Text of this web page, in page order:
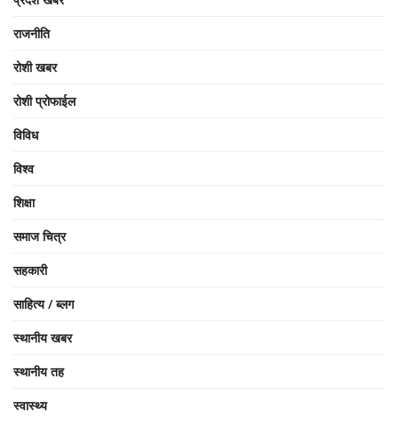
राजनीति
रोशी खबर
रोशी प्रोफाईल
विविध
विश्व
शिक्षा
समाज चित्र
सहकारी
साहित्य / ब्लग
स्थानीय खबर
स्थानीय तह
स्वास्थ्य